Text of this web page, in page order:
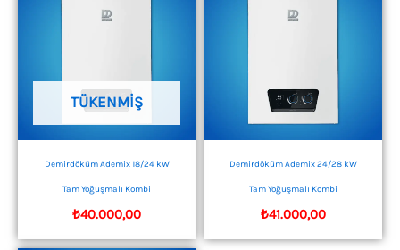
TÜKENMIŞ
Demirdöküm Ademix 18/24 kW
Tam Yoğuşmalı Kombi
₺40.000,00
Demirdöküm Ademix 24/28 kW
Tam Yoğuşmalı Kombi
₺41.000,00